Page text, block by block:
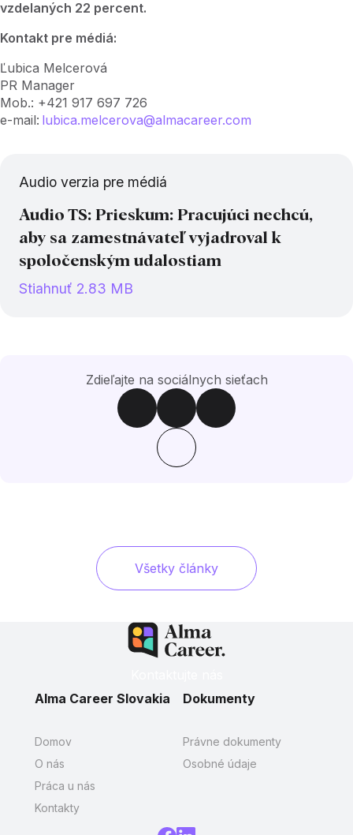
vzdelaných 22 percent.
Kontakt pre médiá:
Ľubica Melcerová
PR Manager
Mob.: +421 917 697 726
e-mail: lubica.melcerova@almacareer.com
Audio verzia pre médiá
Audio TS: Prieskum: Pracujúci nechcú,
aby sa zamestnávateľ vyjadroval k
spoločenským udalostiam
Stiahnuť 2.83 MB
Zdieľajte na sociálnych sieťach
Všetky články
Alma Career Slovakia
Domov
O nás
Práca u nás
Kontakty
Dokumenty
Právne dokumenty
Osobné údaje